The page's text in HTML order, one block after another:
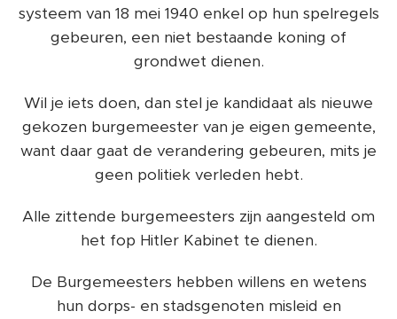
systeem van 18 mei 1940 enkel op hun spelregels
gebeuren, een niet bestaande koning of
grondwet dienen.
Wil je iets doen, dan stel je kandidaat als nieuwe
gekozen burgemeester van je eigen gemeente,
want daar gaat de verandering gebeuren, mits je
geen politiek verleden hebt.
Alle zittende burgemeesters zijn aangesteld om
het fop Hitler Kabinet te dienen.
De Burgemeesters hebben willens en wetens
hun dorps- en stadsgenoten misleid en